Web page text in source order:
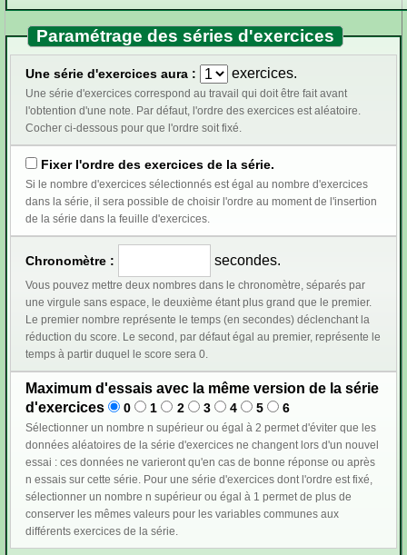
Paramétrage des séries d'exercices
Une série d'exercices aura : exercices.
Une série d'exercices correspond au travail qui doit être fait avant
l'obtention d'une note. Par défaut, l'ordre des exercices est aléatoire.
Cocher ci-dessous pour que l'ordre soit fixé.
Fixer l'ordre des exercices de la série.
Si le nombre d'exercices sélectionnés est égal au nombre d'exercices
dans la série, il sera possible de choisir l'ordre au moment de l'insertion
de la série dans la feuille d'exercices.
Chronomètre : secondes.
Vous pouvez mettre deux nombres dans le chronomètre, séparés par
une virgule sans espace, le deuxième étant plus grand que le premier.
Le premier nombre représente le temps (en secondes) déclenchant la
réduction du score. Le second, par défaut égal au premier, représente le
temps à partir duquel le score sera 0.
Maximum d'essais avec la même version de la série
d'exercices
0 1 2 3 4 5 6
Sélectionner un nombre n supérieur ou égal à 2 permet d'éviter que les
données aléatoires de la série d'exercices ne changent lors d'un nouvel
essai : ces données ne varieront qu'en cas de bonne réponse ou après
n essais sur cette série. Pour une série d'exercices dont l'ordre est fixé,
sélectionner un nombre n supérieur ou égal à 1 permet de plus de
conserver les mêmes valeurs pour les variables communes aux
différents exercices de la série.